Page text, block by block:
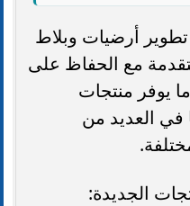
أرضيات وبلاط
مع الحفاظ على
ما يوفر منتجات
في العديد من
الجديدة: